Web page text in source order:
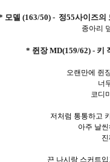
모델 (163/50) - 정55사이즈의
종아리
* 쥔장 MD(159/62) - 키
오랜만에 쥔
너
코디
저처럼 통통하고
아주 날
끈 나시랑 스커트